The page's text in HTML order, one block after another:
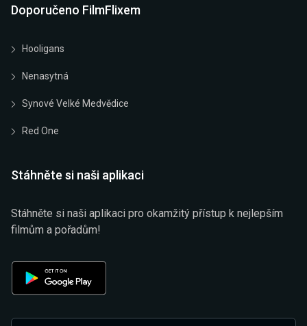
Doporučeno FilmFlixem
Hooligans
Nenasytná
Synové Velké Medvědice
Red One
Stáhněte si naši aplikaci
Stáhněte si naši aplikaci pro okamžitý přístup k nejlepším
filmům a pořadům!